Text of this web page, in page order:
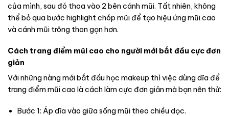
của mình, sau đó thoa vào 2 bên cánh mũi. Tất nhiên, không
thể bỏ qua bước highlight chóp mũi để tạo hiệu ứng mũi cao
và cánh mũi trông thon gọn hơn.
Cách trang điểm mũi cao cho người mới bắt đầu cực đơn
giản
Với những nàng mới bắt đầu học makeup thì việc dùng dĩa để
trang điểm mũi cao là cách làm cực đơn giản mà bạn nên thử:
Bước 1: Áp dĩa vào giữa sống mũi theo chiều dọc.